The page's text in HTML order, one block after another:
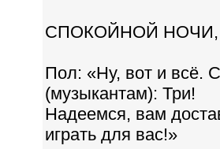
СПОКОЙНОЙ
Пол: «Ну, вот и всё.
(музыкантам): Три!
Надеемся, вам
играть для вас!»